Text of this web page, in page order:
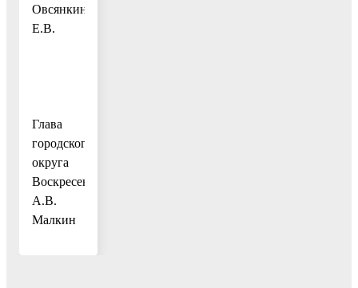
Овсянкину
Е.В.
Глава
городского
округа
Воскресенск
А.В.
Малкин